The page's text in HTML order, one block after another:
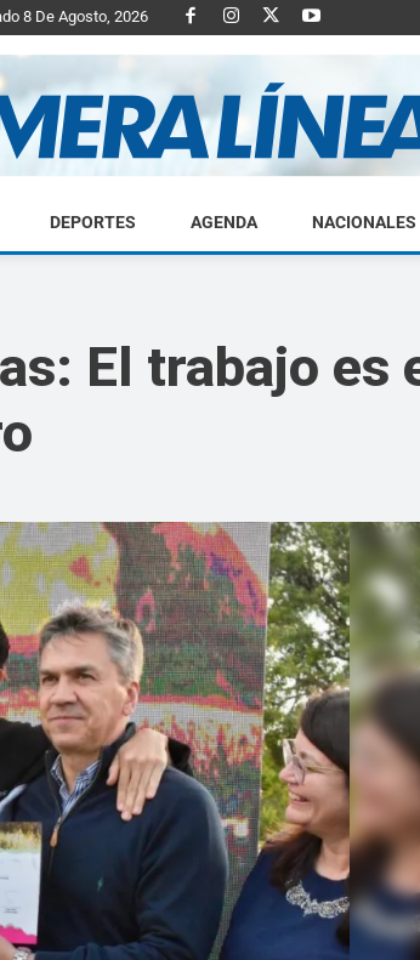
8 De Agosto, 2026
Diario
Linea
DEPORTES AGENDA NACIONALES
El trabajo es